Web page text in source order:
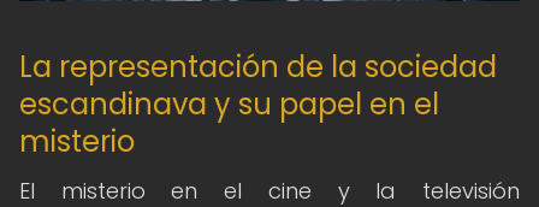
La representación de la sociedad
escandinava y su papel en el
misterio
El misterio en el cine y la televisión